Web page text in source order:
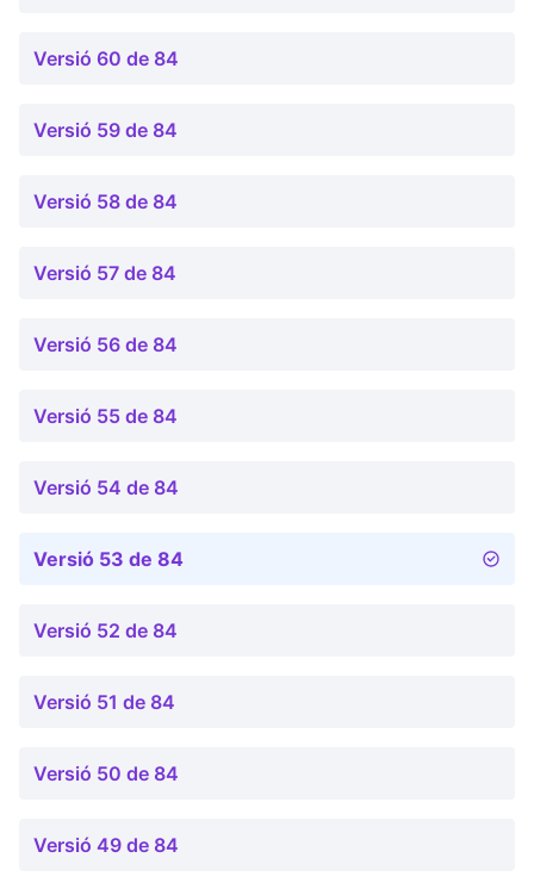
Versió 60 de 84
Versió 59 de 84
Versió 58 de 84
Versió 57 de 84
Versió 56 de 84
Versió 55 de 84
Versió 54 de 84
Versió 53 de 84
Versió 52 de 84
Versió 51 de 84
Versió 50 de 84
Versió 49 de 84